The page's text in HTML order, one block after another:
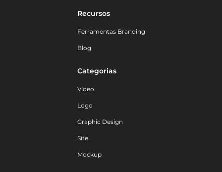
Recursos
Ferramentas Branding
Blog
Categorias
Vídeo
Logo
Graphic Design
Site
Mockup